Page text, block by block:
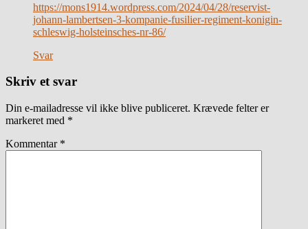
https://mons1914.wordpress.com/2024/04/28/reservist-
johann-lambertsen-3-kompanie-fusilier-regiment-konigin-
schleswig-holsteinsches-nr-86/
Svar
Skriv et svar
Din e-mailadresse vil ikke blive publiceret. Krævede felter er
markeret med *
Kommentar *